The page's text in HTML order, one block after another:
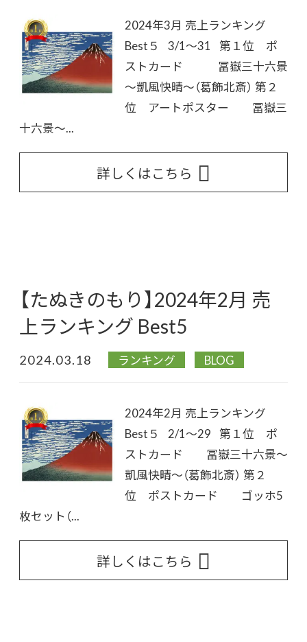
2024年3月 売上ランキング
Best５ 3/1～31 第１位 ポ
ストカード 冨嶽三十六景
～凱風快晴～（葛飾北斎） 第２
位 アートポスター 冨嶽三
十六景～...
詳しくはこちら
【たぬきのもり】2024年2月 売
上ランキング Best5
2024.03.18 ランキング BLOG
2024年2月 売上ランキング
Best５ 2/1～29 第１位 ポ
ストカード 冨嶽三十六景～
凱風快晴～（葛飾北斎） 第２
位 ポストカード ゴッホ5
枚セット（...
詳しくはこちら